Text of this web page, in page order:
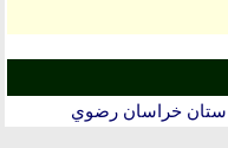
خراسان رضوي